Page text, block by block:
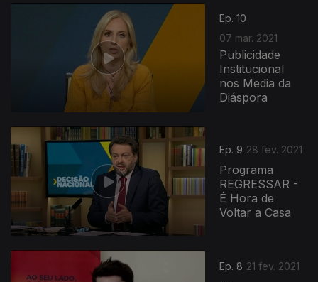
Ep. 10
07 mar. 2021
Publicidade
Institucional
nos Media da
Diáspora
Ep. 9 28 fev. 2021
Programa
REGRESSAR -
É Hora de
Voltar a Casa
Ep. 8 21 fev. 2021